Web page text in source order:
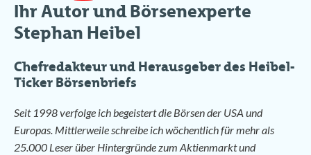
Ihr Autor und Börsenexperte
Stephan Heibel
Chefredakteur und Herausgeber des Heibel-
Ticker Börsenbriefs
Seit 1998 verfolge ich begeistert die Börsen der USA und
Europas. Mittlerweile schreibe ich wöchentlich für mehr als
25.000 Leser über Hintergründe zum Aktienmarkt und